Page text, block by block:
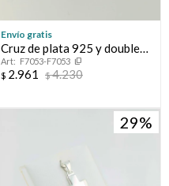
Envío gratis
Cruz de plata 925 y double
en oro 18 ktes.
F7053-F7053
$ 2.961 $4.230
29